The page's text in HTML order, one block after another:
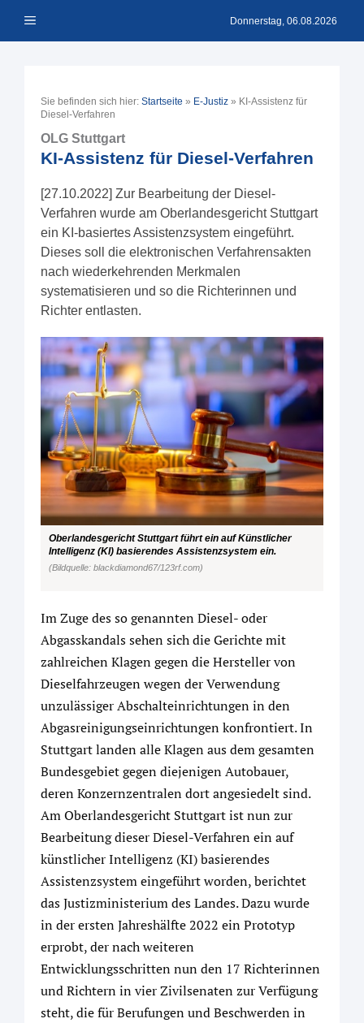
Inhalt Menü Donnerstag, 06.08.2026
Sie befinden sich hier: Startseite » E-Justiz » KI-Assistenz für
Diesel-Verfahren
OLG Stuttgart
KI-Assistenz für Diesel-Verfahren
[27.10.2022] Zur Bearbeitung der Diesel-
Verfahren wurde am Oberlandesgericht Stuttgart
ein KI-basiertes Assistenzsystem eingeführt.
Dieses soll die elektronischen Verfahrensakten
nach wiederkehrenden Merkmalen
systematisieren und so die Richterinnen und
Richter entlasten.
Oberlandesgericht Stuttgart führt ein auf Künstlicher
Intelligenz (KI) basierendes Assistenzsystem ein.
(Bildquelle: blackdiamond67/123rf.com)
Im Zuge des so genannten Diesel- oder
Abgasskandals sehen sich die Gerichte mit
zahlreichen Klagen gegen die Hersteller von
Dieselfahrzeugen wegen der Verwendung
unzulässiger Abschalteinrichtungen in den
Abgasreinigungseinrichtungen konfrontiert. In
Stuttgart landen alle Klagen aus dem gesamten
Bundesgebiet gegen diejenigen Autobauer,
deren Konzernzentralen dort angesiedelt sind.
Am Oberlandesgericht Stuttgart ist nun zur
Bearbeitung dieser Diesel-Verfahren ein auf
künstlicher Intelligenz (KI) basierendes
Assistenzsystem eingeführt worden, berichtet
das Justizministerium des Landes. Dazu wurde
in der ersten Jahreshälfte 2022 ein Prototyp
erprobt, der nach weiteren
Entwicklungsschritten nun den 17 Richterinnen
und Richtern in vier Zivilsenaten zur Verfügung
steht, die für Berufungen und Beschwerden in